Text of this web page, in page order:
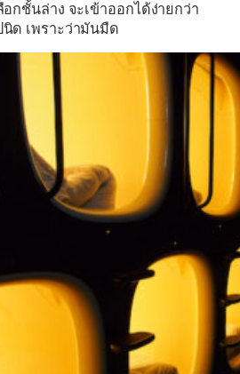
กชั้นล่าง จะเข้าออกได้ง่ายกว่า
ด เพราะว่ามันมืด